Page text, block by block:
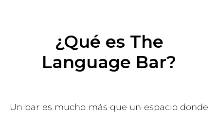
¿Qué es The
Language Bar?
Un bar es mucho más que un espacio donde